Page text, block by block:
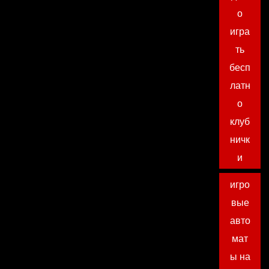
о
игра
ть
бесп
латн
о
клуб
ничк
и
игро
вые
авто
мат
ы на